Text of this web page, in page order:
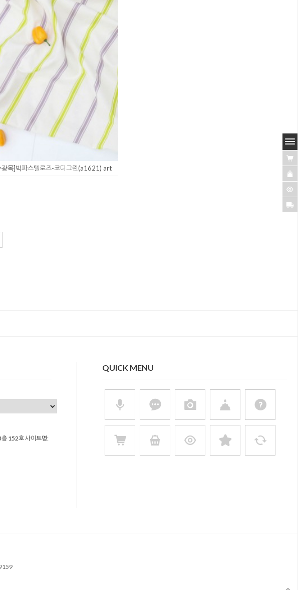
목]빅파스텔로즈-코디그린(a1621) art
152호 사이트명:
QUICK MENU